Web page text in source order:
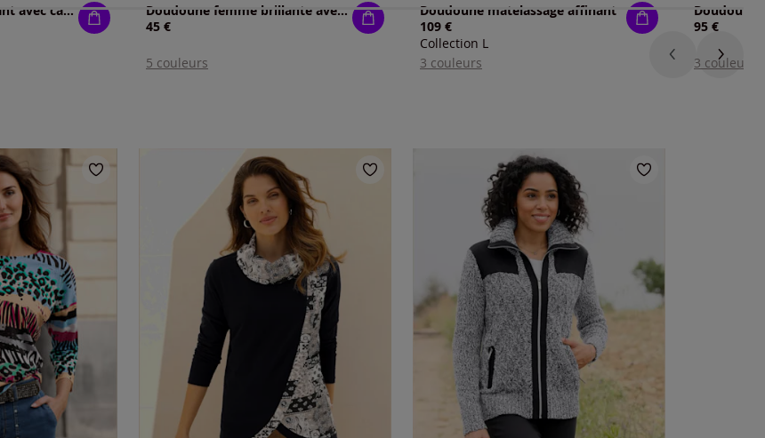
Doudoune col montant avec capuche amovible
Doudoune femme brillante avec fermeture éclair
45 €
5 couleurs
Doudoune matelassage affinant
109 €
Collection L
3 couleurs
95 €
3 couleurs